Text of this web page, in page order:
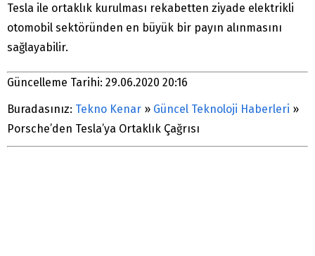
Tesla ile ortaklık kurulması rekabetten ziyade elektrikli
otomobil sektöründen en büyük bir payın alınmasını
sağlayabilir.
Güncelleme Tarihi: 29.06.2020 20:16
Buradasınız: Tekno Kenar » Güncel Teknoloji Haberleri »
Porsche’den Tesla’ya Ortaklık Çağrısı